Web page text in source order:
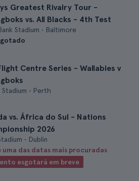
Greatest Rivalry Tour -
vs. All Blacks - 4th Test
Stadium • Baltimore
Centre Series - Wallabies v
• Perth
vs. África do Sul - Nations
2026
• Dublin
uma das datas mais procuradas
esgotará em breve